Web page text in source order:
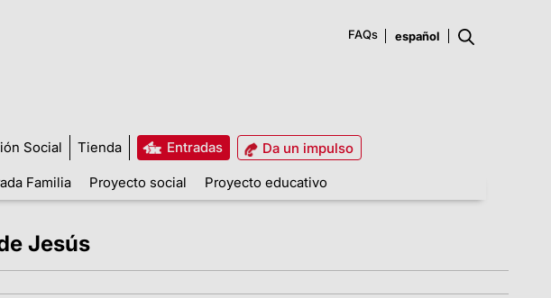
FAQs
Social Tienda Entradas
Da un impulso
Familia Proyecto social Proyecto educativo
Jesús